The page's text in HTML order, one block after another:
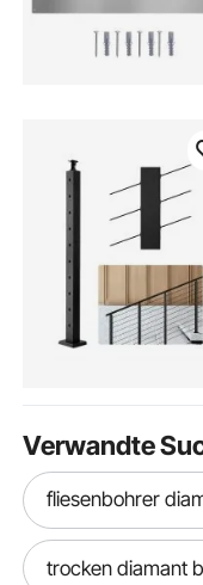
Verwandte
fliesenbohrer
trocken diamant